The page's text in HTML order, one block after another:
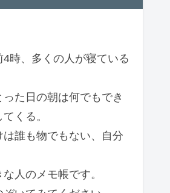
時、多くの人が寝ている
た日の朝は何でもでき
くる。
誰も物でもない、自分
人のメモ帳です。